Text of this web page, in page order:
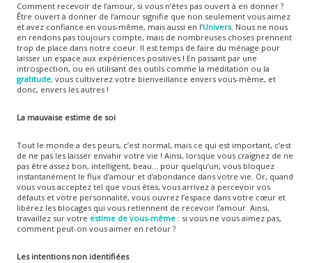
Comment recevoir de l’amour, si vous n’êtes pas ouvert à en donner ?
Être ouvert à donner de l’amour signifie que non seulement vous aimez
et avez confiance en vous-même, mais aussi en l’Univers. Nous ne nous
en rendons pas toujours compte, mais de nombreuses choses prennent
trop de place dans notre coeur. Il est temps de faire du ménage pour
laisser un espace aux expériences positives ! En passant par une
introspection, ou en utilisant des outils comme la méditation ou la
gratitude, vous cultiverez votre bienveillance envers vous-même, et
donc, envers les autres !
La mauvaise estime de soi
Tout le monde a des peurs, c’est normal, mais ce qui est important, c’est
de ne pas les laisser envahir votre vie ! Ainsi, lorsque vous craignez de ne
pas être assez bon, intelligent, beau… pour quelqu’un, vous bloquez
instantanément le flux d’amour et d’abondance dans votre vie. Or, quand
vous vous acceptez tel que vous êtes, vous arrivez à percevoir vos
défauts et votre personnalité, vous ouvrez l’espace dans votre cœur et
libérez les blocages qui vous retiennent de recevoir l’amour. Ainsi,
travaillez sur votre estime de vous-même: si vous ne vous aimez pas,
comment peut-on vous aimer en retour ?
Les intentions non identifiées